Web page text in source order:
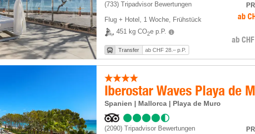
(733) Tripadvisor Bewertungen
Flug + Hotel , 1 Woche, Frühstück
451 kg CO2e p.P.
Transfer ab CHF 28.– p.P.
ab
ab CHF
Iberostar Waves Playa de
Spanien | Mallorca | Playa de Muro
(2090) Tripadvisor Bewertungen